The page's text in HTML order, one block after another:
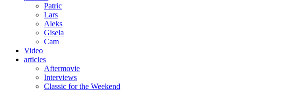
Patric
Lars
Aleks
Gisela
Cam
Video
articles
Aftermovie
Interviews
Classic for the Weekend